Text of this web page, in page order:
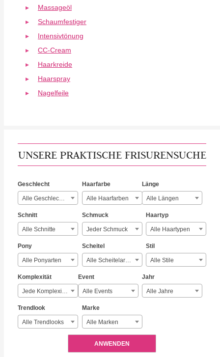
Massageöl
Schaumfestiger
Intensivtönung
CC-Cream
Haarkreide
Haarspray
Nagelfeile
UNSERE PRAKTISCHE FRISURENSUCHE
Geschlecht
Alle Geschlechter
Haarfarbe
Alle Haarfarben
Länge
Alle Längen
Schnitt
Alle Schnitte
Schmuck
Jeder Schmuck
Haartyp
Alle Haartypen
Pony
Alle Ponyarten
Scheitel
Alle Scheitelarten
Stil
Alle Stile
Komplexität
Jede Komplexität
Event
Alle Events
Jahr
Alle Jahre
Trendlook
Alle Trendlooks
Marke
Alle Marken
ANWENDEN